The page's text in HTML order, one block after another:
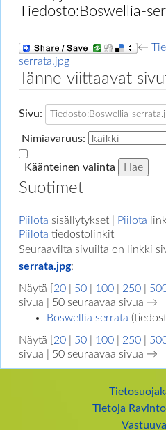
Tiedosto:Boswellia-
←
serrata.jpg
Tänne viittaavat
Sivu:
Nimiavaruus:
Käänteinen valinta
Suotimet
Piilota sisällytykset | Piilota
Piilota tiedostolinkit
Seuraavilta sivuilta on linkki
serrata.jpg:
Näytä [ 20 50 100 250
sivua | 50 seuraavaa sivua →
Boswellia serrata
Näytä [ 20 50 100 250
sivua | 50 seuraavaa sivua →
Tietoja